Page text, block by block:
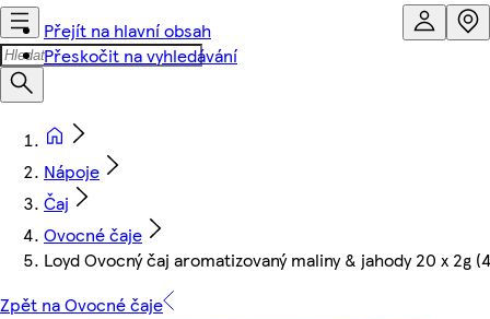
Přejít na hlavní obsah
Přeskočit na vyhledávání
Nápoje
Čaj
Ovocné čaje
Loyd Ovocný čaj aromatizovaný maliny & jahody 20 x 2g
Zpět na Ovocné čaje